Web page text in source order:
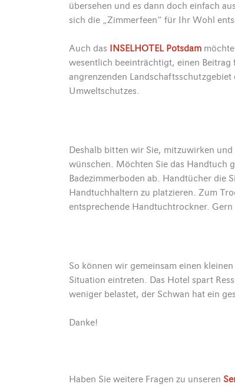
übersehen und es dann doch einfach
sich die „Zimmerfeen“ für Ihr Wohl
Auch das INSELHOTEL Potsdam
wesentlich beeinträchtigt, einen Beitrag
angrenzenden
Umweltschutzes.
Deshalb bitten wir Sie, mitzuwirken
wünschen. Möchten Sie das Handtuch
Badezimmerboden ab. Handtücher die
Handtuchhaltern zu platzieren. Zum
entsprechende Handtuchtrockner.
So können wir gemeinsam einen
Situation eintreten. Das Hotel spart
weniger belastet, der Schwan hat ein
Danke!
Haben Sie weitere Fragen zu unseren